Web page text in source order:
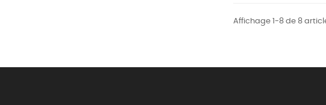
Affichage 1-8 de 8